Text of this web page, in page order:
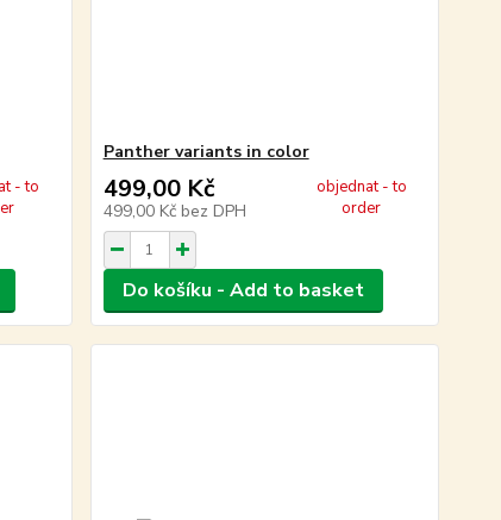
- to
Panther variants in color
499,00 Kč
499,00 Kč bez DPH
objednat - to
order
Do košíku - Add to basket